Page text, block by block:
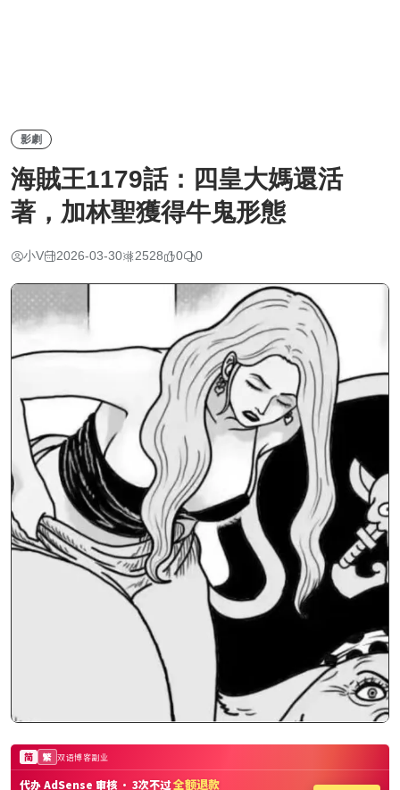
影劇
海賊王1179話：四皇大媽還活
著，加林聖獲得牛鬼形態
小V 2026-03-30 2528 0 0